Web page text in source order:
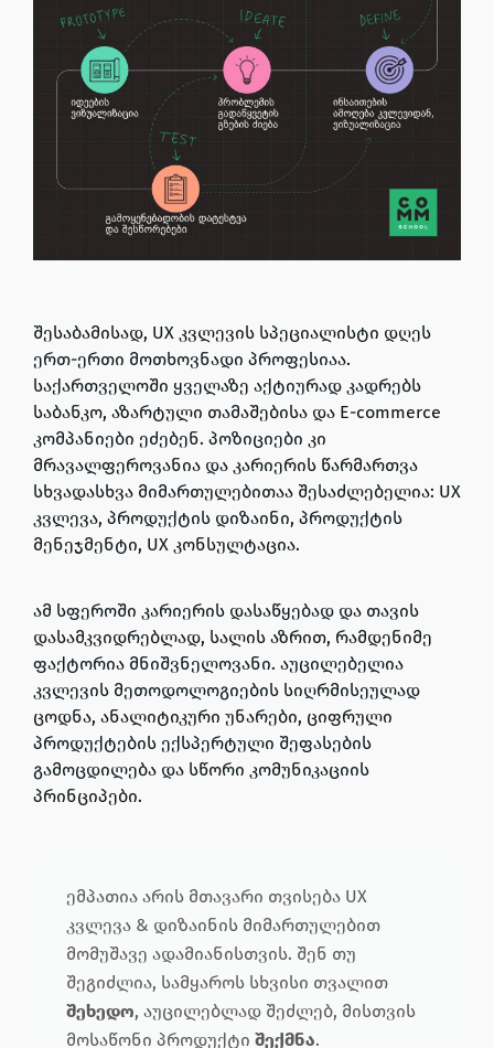
შესაბამისად, UX კვლევის სპეციალისტი დღეს
ერთ-ერთი მოთხოვნადი პროფესიაა.
საქართველოში ყველაზე აქტიურად კადრებს
საბანკო, აზარტული თამაშებისა და E-commerce
კომპანიები ეძებენ. პოზიციები კი
მრავალფეროვანია და კარიერის წარმართვა
სხვადასხვა მიმართულებითაა შესაძლებელია: UX
კვლევა, პროდუქტის დიზაინი, პროდუქტის
მენეჯმენტი, UX კონსულტაცია.
ამ სფეროში კარიერის დასაწყებად და თავის
დასამკვიდრებლად, სალის აზრით, რამდენიმე
ფაქტორია მნიშვნელოვანი. აუცილებელია
კვლევის მეთოდოლოგიების სიღრმისეულად
ცოდნა, ანალიტიკური უნარები, ციფრული
პროდუქტების ექსპერტული შეფასების
გამოცდილება და სწორი კომუნიკაციის
პრინციპები.
ემპათია არის მთავარი თვისება UX
კვლევა & დიზაინის მიმართულებით
მომუშავე ადამიანისთვის. შენ თუ
შეგიძლია, სამყაროს სხვისი თვალით
შეხედო, აუცილებლად შეძლებ, მისთვის
მოსაწონი პროდუქტი შექმნა.